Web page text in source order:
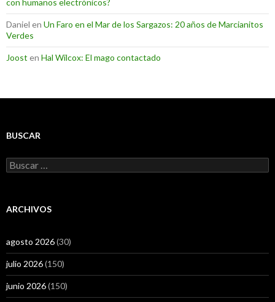
con humanos electrónicos?
Daniel en Un Faro en el Mar de los Sargazos: 20 años de Marcianitos
Verdes
Joost en Hal Wilcox: El mago contactado
BUSCAR
Buscar:
ARCHIVOS
agosto 2026(30)
julio 2026(150)
junio 2026(150)